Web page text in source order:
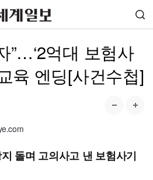
”…‘2억대 보험사
육 엔딩[사건수첩]
돌며 고의사고 낸 보험사기